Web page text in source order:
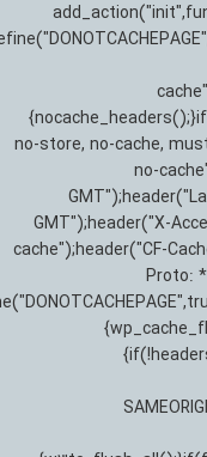
no-store, no-cache,
no-
GMT");header("X-
cache");header("CF-
Proto: